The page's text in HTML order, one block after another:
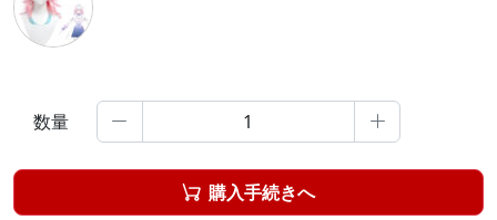
数量  
 購入手続きへ